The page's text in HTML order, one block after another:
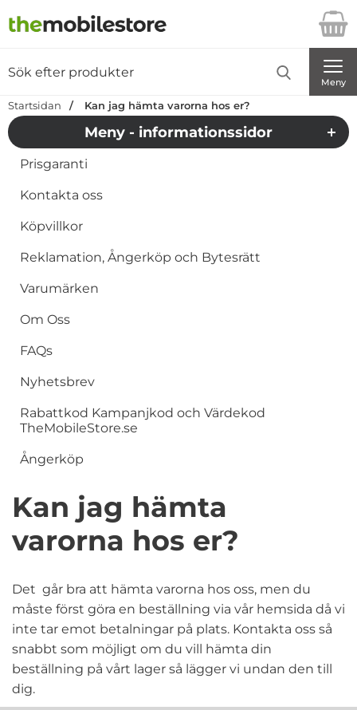
Startsidan för Danira Telecom AB
Meny
Startsidan Kan jag hämta varorna hos er?
Meny - informationssidor
Prisgaranti
Kontakta oss
Köpvillkor
Reklamation, Ångerköp och Bytesrätt
Varumärken
Om Oss
FAQs
Nyhetsbrev
Rabattkod Kampanjkod och Värdekod
TheMobileStore.se
Ångerköp
Kan jag hämta
varorna hos er?
Det går bra att hämta varorna hos oss, men du
måste först göra en beställning via vår hemsida då vi
inte tar emot betalningar på plats. Kontakta oss så
snabbt som möjligt om du vill hämta din
beställning på vårt lager så lägger vi undan den till
dig.